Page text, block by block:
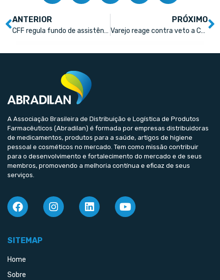
ANTERIOR
CFF regula fundo de assistência a farmacêuticos
PRÓXIMO
Varejo reage contra veto a CPF nas farmácias
A Associação Brasileira de Distribuição e Logística de Produtos
Farmacêuticos (Abradilan) é formada por empresas distribuidoras
de medicamentos, produtos para a saúde, artigos de higiene
pessoal e cosméticos no mercado. Tem como missão contribuir
para o desenvolvimento e fortalecimento do mercado e de seus
membros, promovendo a melhoria contínua e eficaz de seus
serviços.
SITEMAP
Home
Sobre